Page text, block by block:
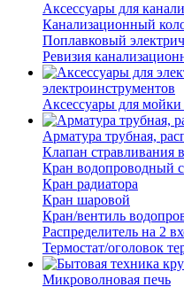
Аксессуары для
Канализационный
Поплавковый
Ревизия
электроинструментов
Аксессуары для
Арматура трубная,
Клапан стравливания
Кран водопроводный
Кран радиатора
Кран шаровой
Кран/вентиль
Распределитель на 2
Термостат/оголовок
Микроволновая печь